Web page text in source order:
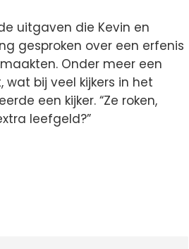
uitgaven die Kevin en
gesproken over een erfenis
Onder meer een
bij veel kijkers in het
een kijker. “Ze roken,
leefgeld?”